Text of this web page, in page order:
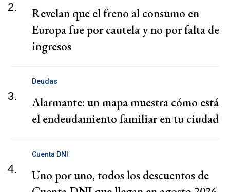
2.
Revelan que el freno al consumo en
Europa fue por cautela y no por falta de
ingresos
3.
Deudas
Alarmante: un mapa muestra cómo está
el endeudamiento familiar en tu ciudad
4.
Cuenta DNI
Uno por uno, todos los descuentos de